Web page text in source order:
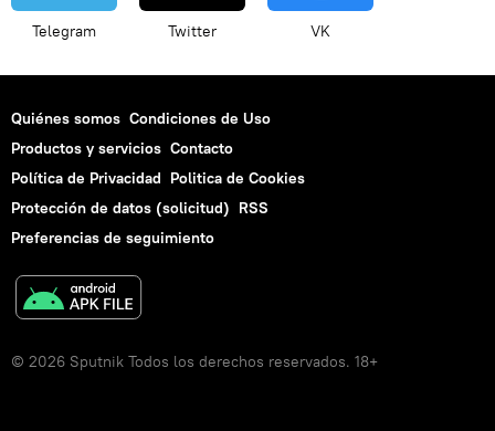
Telegram Twitter VK
Quiénes somos Condiciones de Uso
Productos y servicios Contacto
Política de Privacidad Politica de Cookies
Protección de datos (solicitud) RSS
Preferencias de seguimiento
© 2026 Sputnik Todos los derechos reservados. 18+